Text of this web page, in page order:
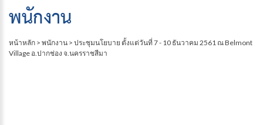
พนักงาน
หน้าหลัก > พนักงาน > ประชุมนโยบาย ตั้งแต่วันที่ 7 - 10 ธันวาคม 2561 ณ Belmont
Village อ.ปากช่อง จ.นครราชสีมา